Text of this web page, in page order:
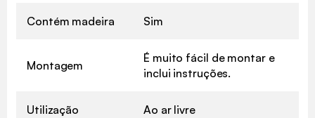
Contém madeira Sim
Montagem
É muito fácil de montar e
inclui instruções.
Utilização Ao ar livre